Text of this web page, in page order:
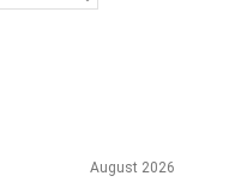
August 2026